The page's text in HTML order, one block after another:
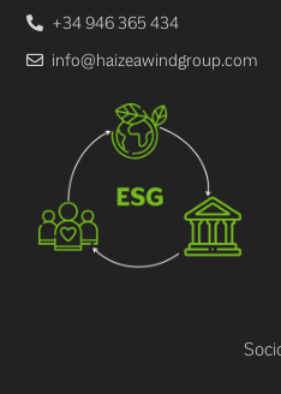
+34 946 365 434
info@haizeawindgroup.com